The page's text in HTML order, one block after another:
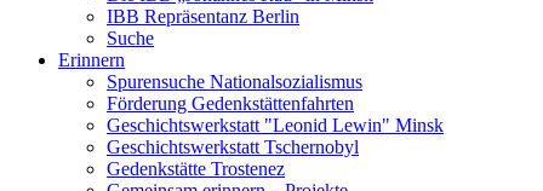
IBB Repräsentanz Berlin
Suche
Erinnern
Spurensuche Nationalsozialismus
Förderung Gedenkstättenfahrten
Geschichtswerkstatt "Leonid Lewin" Minsk
Geschichtswerkstatt Tschernobyl
Gedenkstätte Trostenez